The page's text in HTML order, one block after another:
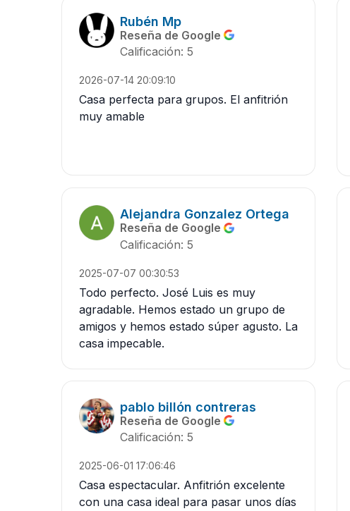
Rubén Mp
Reseña de Google
Calificación: 5
2026-07-14 20:09:10
Casa perfecta para grupos. El anfitrión
muy amable
Alejandra Gonzalez Ortega
Reseña de Google
Calificación: 5
2025-07-07 00:30:53
Todo perfecto. José Luis es muy
agradable. Hemos estado un grupo de
amigos y hemos estado súper agusto. La
casa impecable.
pablo billón contreras
Reseña de Google
Calificación: 5
2025-06-01 17:06:46
Casa espectacular. Anfitrión excelente
con una casa ideal para pasar unos días